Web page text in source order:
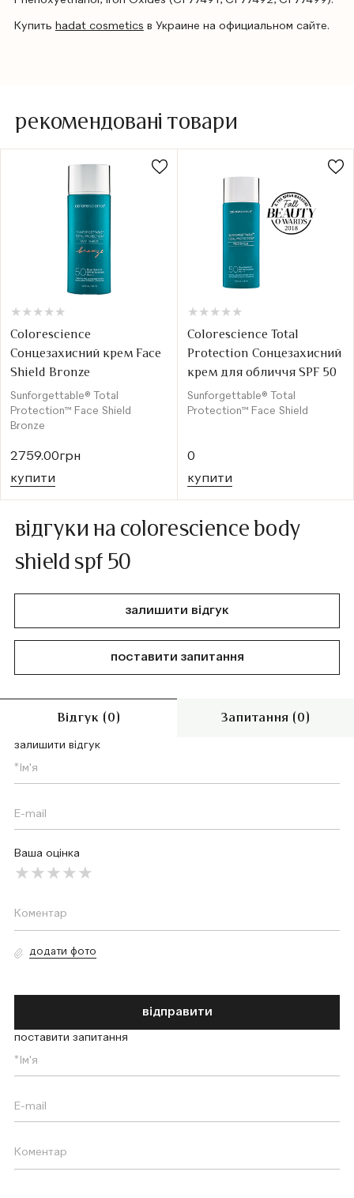
Купить hadat cosmetics в Украине на официальном сайте.
рекомендовані товари
★
★ ★
★ ★
★ ★
★ ★
★
Colorescience
Сонцезахисний крем Face
Shield Bronze
Sunforgettable® Total
Protection™ Face Shield
Bronze
2759.00грн
купити
★
★ ★
★ ★
★ ★
★ ★
★
Colorescience Total
Protection Сонцезахисний
крем для обличчя SPF 50
Sunforgettable® Total
Protection™ Face Shield
0
купити
відгуки на colorescience body
shield spf 50
залишити відгук
поставити запитання
Відгук (0) Запитання (0)
залишити відгук
Ваша оцінка
додати фото
відправити
поставити запитання